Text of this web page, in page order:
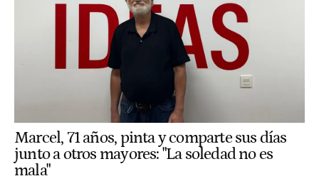
Marcel, 71 años, pinta y comparte sus días
junto a otros mayores: "La soledad no es
mala"